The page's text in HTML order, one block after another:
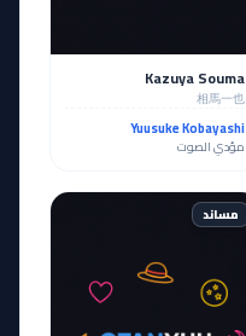
Kazuya Souma
相馬一也
Yuusuke Kobayashi
مؤدي الصوت
مساند